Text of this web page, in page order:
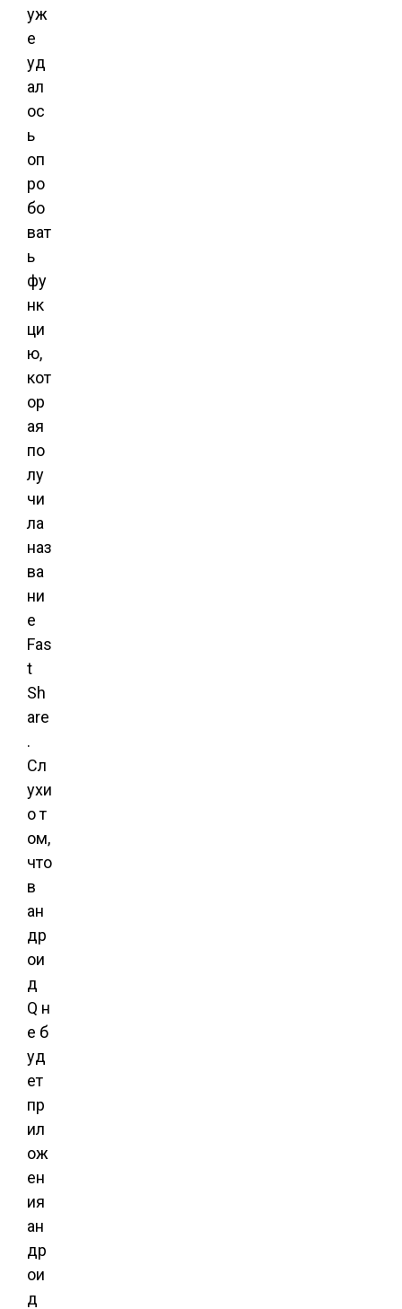
уж
е
уд
ал
ос
ь
оп
ро
бо
ват
ь
фу
нк
ци
ю,
кот
ор
ая
по
лу
чи
ла
наз
ва
ни
е
Fas
t
Sh
are
.
Сл
ухи
о т
ом,
что
в
ан
др
ои
д
Q н
е б
уд
ет
пр
ил
ож
ен
ия
ан
др
ои
д